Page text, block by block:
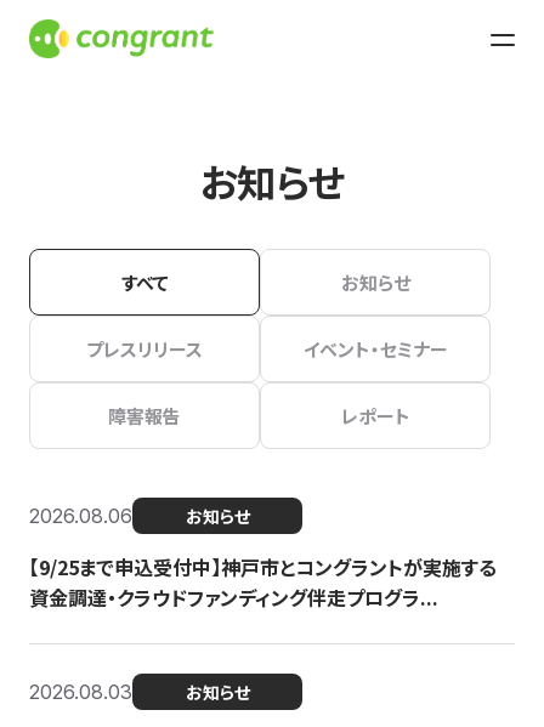
お知らせ
すべて お知らせ
プレスリリース イベント・セミナー
障害報告 レポート
2026.08.06 お知らせ
【9/25まで申込受付中】神戸市とコングラントが実施する
資金調達・クラウドファンディング伴走プログラ...
2026.08.03 お知らせ